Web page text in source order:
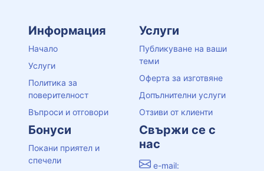
Информация
Начало
Услуги
Политика за
поверителност
Въпроси и отговори
Услуги
Публикуване на ваши
теми
Оферта за изготвяне
Допълнителни услуги
Отзиви от клиенти
Бонуси
Покани приятел и
спечели
Свържи се с
нас
e-mail: